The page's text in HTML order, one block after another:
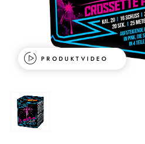
PRODUKTVIDEO